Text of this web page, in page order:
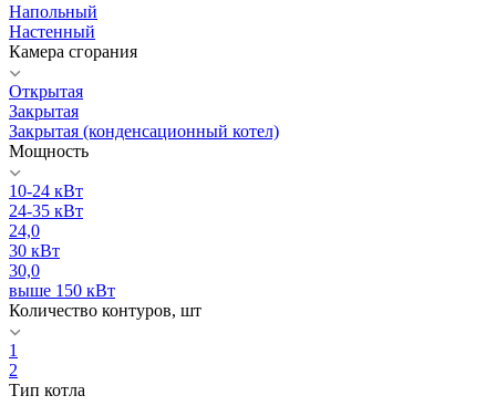
Напольный
Настенный
Камера сгорания
Открытая
Закрытая
Закрытая (конденсационный котел)
Мощность
10-24 кВт
24-35 кВт
24,0
30 кВт
30,0
выше 150 кВт
Количество контуров, шт
1
2
Тип котла